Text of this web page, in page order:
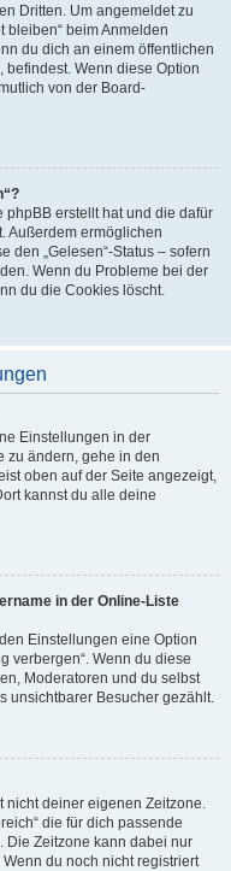
Dritten. Um angemeldet zu
bleiben“ beim Anmelden
du dich an einem öffentlichen
befindest. Wenn diese Option
von der Board-
phpBB erstellt hat und die dafür
Außerdem ermöglichen
den „Gelesen“-Status – sofern
Wenn du Probleme bei der
du die Cookies löscht.
Einstellungen in der
zu ändern, gehe in den
oben auf der Seite angezeigt,
kannst du alle deine
in der Online-Liste
Einstellungen eine Option
verbergen“. Wenn du diese
Moderatoren und du selbst
unsichtbarer Besucher gezählt.
nicht deiner eigenen Zeitzone.
die für dich passende
Die Zeitzone kann dabei nur
du noch nicht registriert